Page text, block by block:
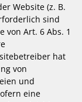
Website (z. B.
sind
von Art. 6 Abs. 1
hat
von
und
eine